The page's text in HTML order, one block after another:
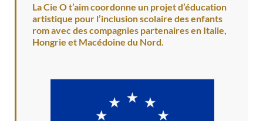
La Cie O t’aim coordonne un projet d’éducation
artistique pour l’inclusion scolaire des enfants
rom avec des compagnies partenaires en Italie,
Hongrie et Macédoine du Nord.